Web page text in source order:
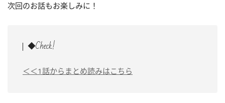
次回のお話もお楽しみに！
◆Check!
＜＜1話からまとめ読みはこちら